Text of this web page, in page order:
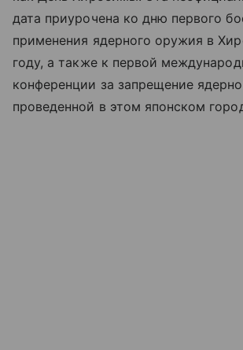
дата приурочена ко дню первого
применения ядерного оружия в
году, а также к первой
конференции за запрещение
проведенной в этом японском